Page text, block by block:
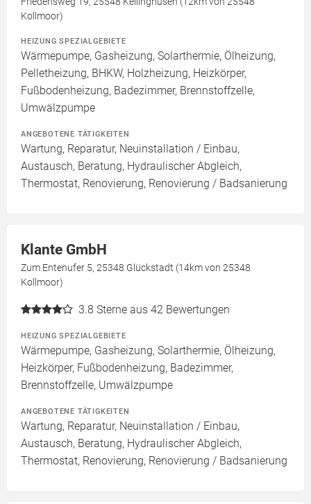
Kollmoor)
HEIZUNG SPEZIALGEBIETE
Wärmepumpe, Gasheizung, Solarthermie, Ölheizung,
Pelletheizung, BHKW, Holzheizung, Heizkörper,
Fußbodenheizung, Badezimmer, Brennstoffzelle,
Umwälzpumpe
ANGEBOTENE TÄTIGKEITEN
Wartung, Reparatur, Neuinstallation / Einbau,
Austausch, Beratung, Hydraulischer Abgleich,
Thermostat, Renovierung, Renovierung / Badsanierung
Klante GmbH
Zum Entenufer 5, 25348 Glückstadt (14km von 25348
Kollmoor)
3.8 Sterne aus 42 Bewertungen
HEIZUNG SPEZIALGEBIETE
Wärmepumpe, Gasheizung, Solarthermie, Ölheizung,
Heizkörper, Fußbodenheizung, Badezimmer,
Brennstoffzelle, Umwälzpumpe
ANGEBOTENE TÄTIGKEITEN
Wartung, Reparatur, Neuinstallation / Einbau,
Austausch, Beratung, Hydraulischer Abgleich,
Thermostat, Renovierung, Renovierung / Badsanierung